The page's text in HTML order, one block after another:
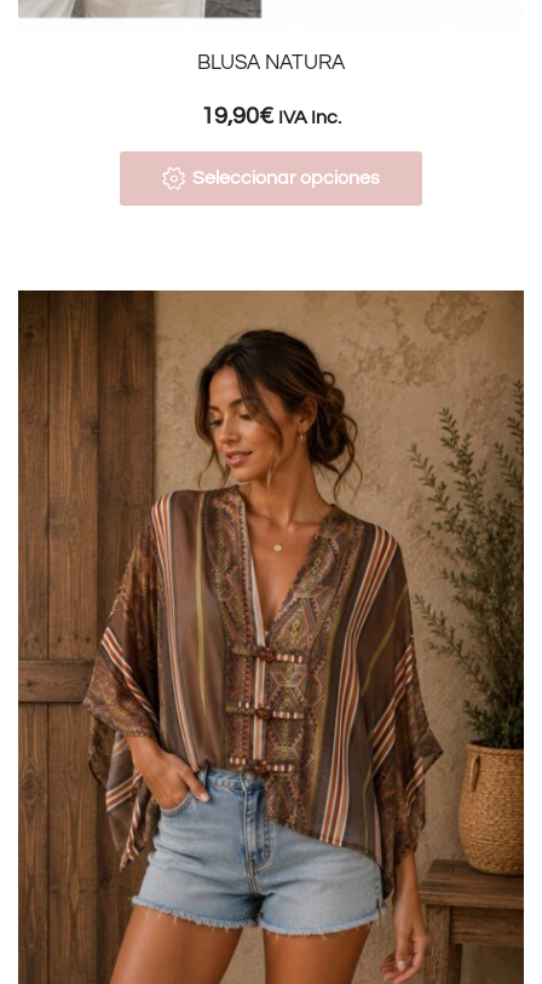
BLUSA NATURA
19,90€ IVA Inc.
Seleccionar opciones